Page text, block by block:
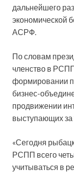
дальнейшего
экономической
АСРФ.
По словам
членство в
формировании
бизнес-
продвижении
выступающих за
«Сегодня
РСПП всего
учитываться в